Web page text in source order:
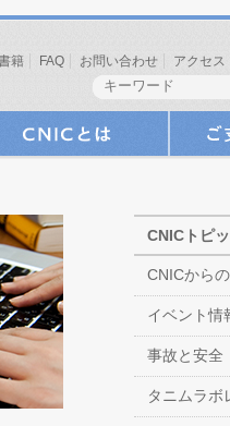
籍 FAQ お問い合わせ アクセス
CNICトピ
CNICから
イベント情
事故と安全
タニムラボ